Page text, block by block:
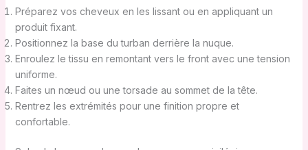
Préparez vos cheveux en les lissant ou en appliquant un
produit fixant.
Positionnez la base du turban derrière la nuque.
Enroulez le tissu en remontant vers le front avec une tension
uniforme.
Faites un nœud ou une torsade au sommet de la tête.
Rentrez les extrémités pour une finition propre et
confortable.